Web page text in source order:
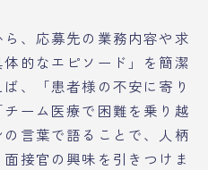
、応募先の業務内容や求
的なエピソード」を簡潔
、「患者様の不安に寄り
ーム医療で困難を乗り越
言葉で語ることで、人柄
接官の興味を引きつけま